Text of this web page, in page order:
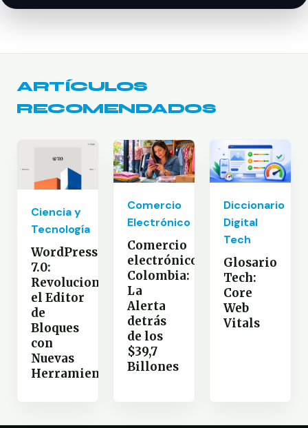
ARTÍCULOS
RECOMENDADOS
Ciencia y
Tecnología
WordPress
7.0:
Revoluciona
el Editor
de
Bloques
con
Nuevas
Herramientas
Comercio
Electrónico
Comercio
electrónico
Colombia:
La
Alerta
detrás
de los
$39,7
Billones
Diccionario
Digital
Tech
Glosario
Tech:
Core
Web
Vitals